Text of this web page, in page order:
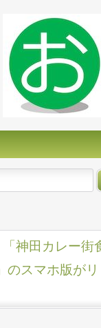
神田カレー街
のスマホ版が